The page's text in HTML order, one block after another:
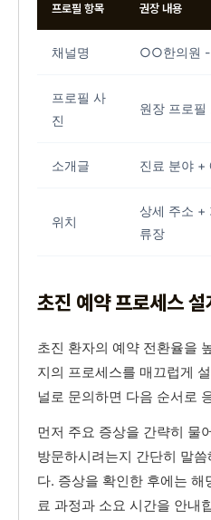
프로필 항목 권장 내용
채널명 ○○한의원 -
프로필 사
진
원장 프로필
소개글 진료 분야 +
위치
상세 주소 +
류장
초진 예약 프로세스 설
초진 환자의 예약 전환율을
지의 프로세스를 매끄럽게
널로 문의하면 다음 순서로
먼저 주요 증상을 간략히 물
방문하시려는지 간단히 말
다. 증상을 확인한 후에는 해
료 과정과 소요 시간을 안내